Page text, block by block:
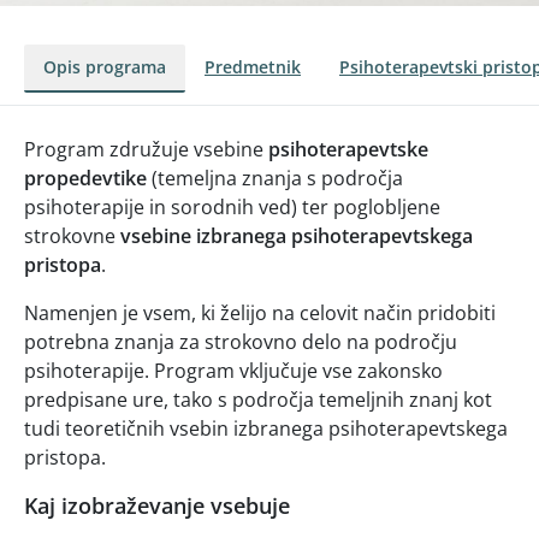
Opis programa Predmetnik Psihoterapevtski
Program združuje vsebine psihoterapevtske
propedevtike(temeljna znanja s področja
psihoterapije in sorodnih ved) ter poglobljene
strokovnevsebine izbranega psihoterapevtskega
pristopa.
Namenjen je vsem, ki želijo na celovit način pridobiti
potrebna znanja za strokovno delo na področju
psihoterapije. Program vključuje vse zakonsko
predpisane ure, tako s področja temeljnih znanj kot
tudi teoretičnih vsebin izbranega psihoterapevtskega
pristopa.
Kaj izobraževanje vsebuje